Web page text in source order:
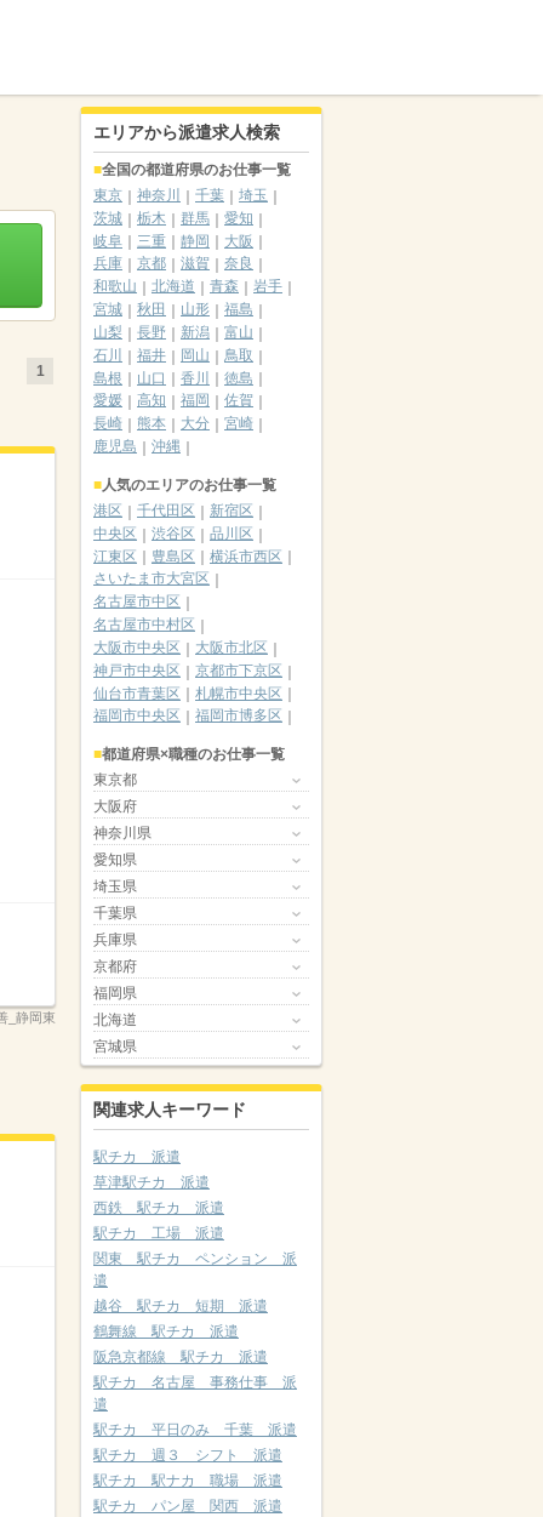
1
_静岡東
エリアから派遣求人検索
全国の都道府県のお仕事一覧
東京
神奈川 千葉
埼玉
茨城
栃木 群馬
愛知
岐阜
三重 静岡
大阪
兵庫
京都 滋賀
奈良
和歌山
北海道 青森
岩手
宮城
秋田 山形
福島
山梨
長野 新潟
富山
石川
福井 岡山
鳥取
島根
山口 香川
徳島
愛媛
高知 福岡
佐賀
長崎
熊本 大分
宮崎
鹿児島
沖縄
人気のエリアのお仕事一覧
港区
千代田区
新宿区
中央区
渋谷区
品川区
江東区
豊島区
横浜市西区
さいたま市大宮区
名古屋市中区
名古屋市中村区
大阪市中央区
大阪市北区
神戸市中央区
京都市下京区
仙台市青葉区
札幌市中央区
福岡市中央区
福岡市博多区
都道府県×職種のお仕事一覧
東京都
大阪府
神奈川県
愛知県
埼玉県
千葉県
兵庫県
京都府
福岡県
北海道
宮城県
関連求人キーワード
駅チカ 派遣
草津駅チカ 派遣
西鉄 駅チカ 派遣
駅チカ 工場 派遣
関東 駅チカ ペンション 派
遣
越谷 駅チカ 短期 派遣
鶴舞線 駅チカ 派遣
阪急京都線 駅チカ 派遣
駅チカ 名古屋 事務仕事 派
遣
駅チカ 平日のみ 千葉 派遣
駅チカ 週３ シフト 派遣
駅チカ 駅ナカ 職場 派遣
駅チカ パン屋 関西 派遣